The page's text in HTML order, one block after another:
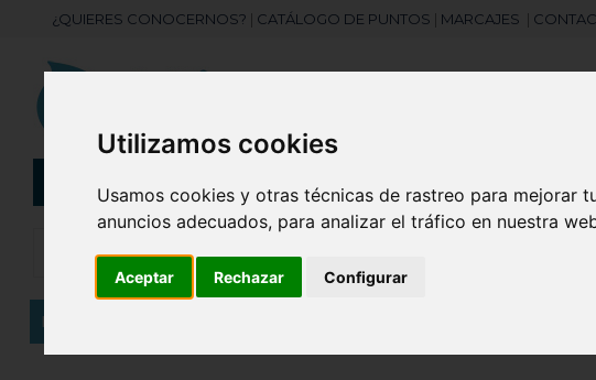
Utilizamos cookies
Usamos cookies y otras técnicas de rastreo para mejorar
anuncios adecuados, para analizar el tráfico en nuestra
Aceptar Rechazar Configurar
¿QUIERES CONOCERNOS? CATÁLOGO DE PUNTOS MARCAJES
Botellas
Inicio